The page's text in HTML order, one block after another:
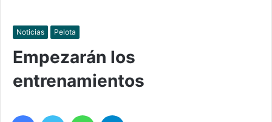
Noticias Pelota
Empezarán los
entrenamientos
Facebook
Twitter WhatsApp